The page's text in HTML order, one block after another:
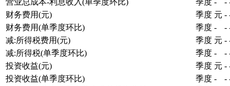
营业总成本-利息收入(单季度环比) 季度 - -
财务费用(元)
季度 元 -
财务费用(单季度环比)
季度 - -
减:所得税费用(元)
季度 元 -
减:所得税(单季度环比)
季度 - -
投资收益(元)
季度 元 -
投资收益(单季度环比)
季度 - -